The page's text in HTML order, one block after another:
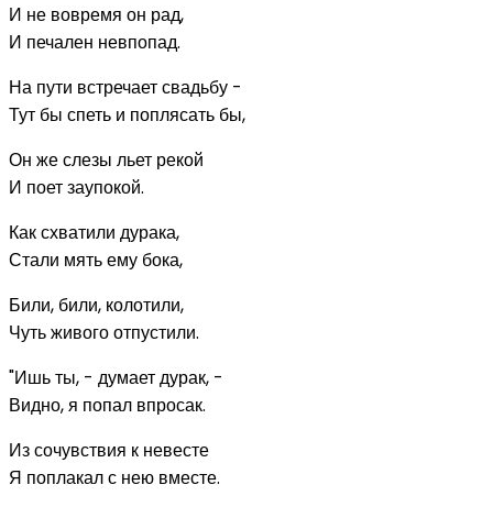
И не вовремя он рад,
И печален невпопад.
На пути встречает свадьбу -
Тут бы спеть и поплясать бы,
Он же слезы льет рекой
И поет заупокой.
Как схватили дурака,
Стали мять ему бока,
Били, били, колотили,
Чуть живого отпустили.
"Ишь ты, - думает дурак, -
Видно, я попал впросак.
Из сочувствия к невесте
Я поплакал с нею вместе.